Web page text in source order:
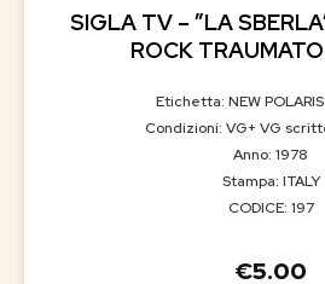
SIGLA TV – ”LA
ROCK
Etichetta: NEW
Condizioni: VG+ VG
Anno: 1978
Stampa: ITALY
CODICE: 197
€5.00